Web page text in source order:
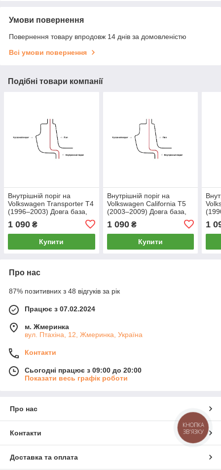
Умови повернення
Повернення товару впродовж 14 днів за домовленістю
Всі умови повернення
Подібні товари компанії
Внутрішній поріг на
Volkswagen Transporter T4
(1996–2003) Довга база,
1 090 ₴
Купити
Внутрішній поріг на
Volkswagen California T5
(2003–2009) Довга база,
1 090₴
Купити
1
Про нас
87% позитивних з 48 відгуків за рік
Працює з 07.02.2024
м. Жмеринка
вул. Птахіна, 12, Жмеринка, Україна
Контакти
Сьогодні працює з 09:00 до 20:00
Показати весь графік роботи
Про нас
Контакти
Доставка та оплата
КНОПКА
ЗВ'ЯЗКУ